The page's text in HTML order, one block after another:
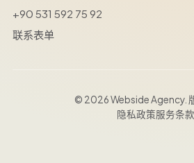
+90 531 592 75 92
联系表单
© 2026 Webside Agency.
隐私政策服务条款
隐私政策服务条款